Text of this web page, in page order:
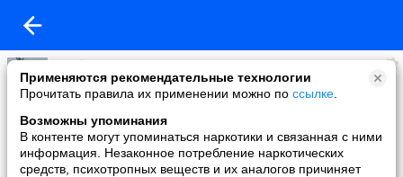
Применяются рекомендательные технологии
Прочитать правила их применении можно по ссылке
Возможны упоминания
В контенте могут упоминаться наркотики и связанная с ними
информация. Незаконное потребление наркотических
средств, психотропных веществ и их аналогов причиняет
Ystodin
added a photo
23 Jul в 05:54